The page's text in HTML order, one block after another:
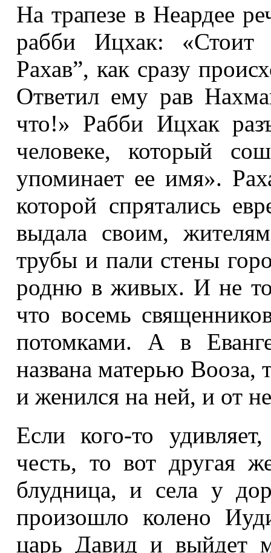
На трапезе в Неардее
рабби Ицхак: «Стоит
Рахав”, как сразу
Ответил ему рав
что!» Рабби Ицхак
человеке, который
упоминает ее имя».
которой спрятались
выдала своим,
трубы и пали стены
родню в живых. И не
что восемь
потомками. А в
названа матерью Вооза,
и женился на ней, и от
Если кого-то
честь, то вот другая
блудница, и села у
произошло колено
царь Давид и выйдет